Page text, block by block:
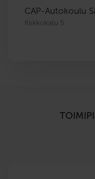
CAP-Autokoulu
Kirkkokatu 5